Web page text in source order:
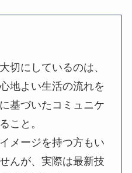
切にしているのは、
地よい生活の流れを
基づいたコミュニケ
こと。
メージを持つ方もい
んが、実際は最新技